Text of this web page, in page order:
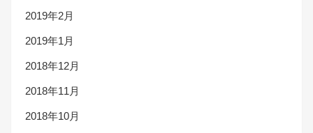
2019年2月
2019年1月
2018年12月
2018年11月
2018年10月